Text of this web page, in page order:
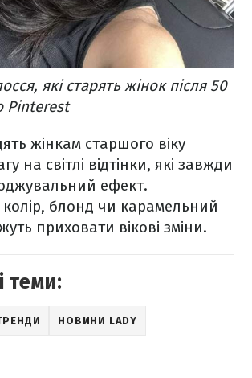
які старять жінок після 50
Pinterest
жінкам старшого віку
на світлі відтінки, які завжди
ефект.
блонд чи карамельний
приховати вікові зміни.
теми:
НОВИНИ LADY